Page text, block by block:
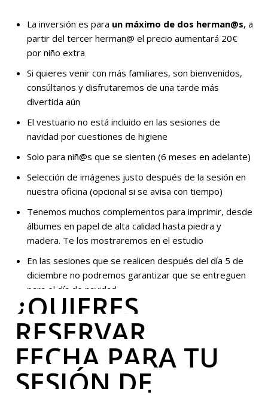
La inversión es para un máximo de dos herman@s, a
partir del tercer herman@ el precio aumentará 20€
por niño extra
Si quieres venir con más familiares, son bienvenidos,
consúltanos y disfrutaremos de una tarde más
divertida aún
El vestuario no está incluido en las sesiones de
navidad por cuestiones de higiene
Solo para niñ@s que se sienten (6 meses en adelante)
Selección de imágenes justo después de la sesión en
nuestra oficina (opcional si se avisa con tiempo)
Tenemos muchos complementos para imprimir, desde
álbumes en papel de alta calidad hasta piedra y
madera. Te los mostraremos en el estudio
En las sesiones que se realicen después del día 5 de
diciembre no podremos garantizar que se entreguen
para el día de navidad.
¿QUIERES
RESERVAR
FECHA PARA TU
SESIÓN DE